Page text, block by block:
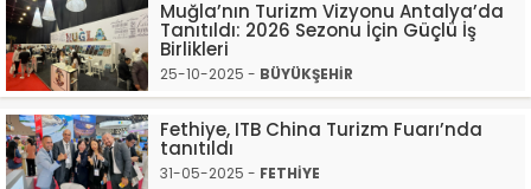
Muğla’nın Turizm Vizyonu Antalya’da
Tanıtıldı: 2026 Sezonu İçin Güçlü İş
Birlikleri
25-10-2025 - BÜYÜKŞEHİR
Fethiye, ITB China Turizm Fuarı’nda
tanıtıldı
31-05-2025 - FETHİYE